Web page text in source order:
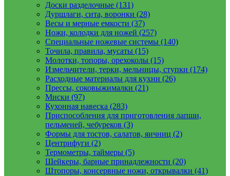
Доски разделочные (131)
Дуршлаги, сита, воронки (28)
Весы и мерные емкости (37)
Ножи, колодки для ножей (257)
Специальные ножевые системы (140)
Точила, правила, мусаты (15)
Молотки, топоры, орехоколы (15)
Измельчители, терки, мельницы, ступки (174)
Расходные материалы для кухни (26)
Прессы, соковыжималки (21)
Миски (97)
Кухонная навеска (283)
Приспособления для приготовления лапши,
пельменей, чебуреков (3)
Формы для тостов, салатов, яичниц (2)
Центрифуги (2)
Термометры, таймеры (5)
Шейкеры, барные принадлежности (20)
Штопоры, консервные ножи, открывалки (41)